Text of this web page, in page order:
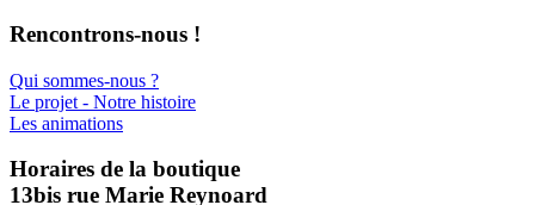
Rencontrons-nous !
Qui sommes-nous ?
Le projet - Notre histoire
Les animations
Horaires de la boutique
13bis rue Marie Reynoard